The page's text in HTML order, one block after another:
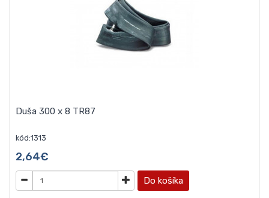
Duša 300 x 8 TR87
kód:1313
2,64€
Do košíka